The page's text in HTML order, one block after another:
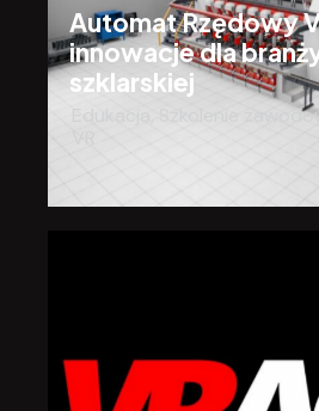
Automat Rzędowy
innowacje dla
szklarskiej
Szkolenie